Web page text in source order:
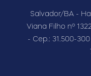
Salvador/BA -
Viana Filho nº
- Cep.: 31.500-